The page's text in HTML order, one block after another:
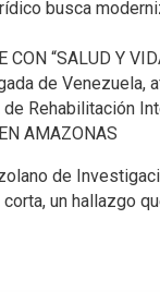
busca
CON “SALUD Y
de
Rehabilitación
AMAZONAS
de
un hallazgo